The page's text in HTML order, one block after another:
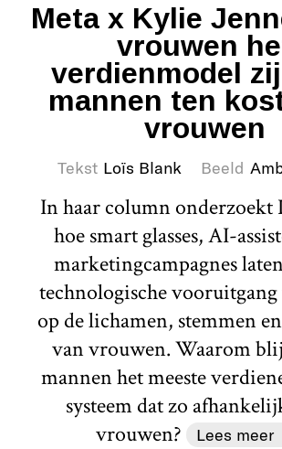
Meta x Kylie
vrouwen
verdienmodel
mannen ten
vrouwen
Tekst Loïs Blank Beeld
In haar column onderzoekt
hoe smart glasses, AI-
marketingcampagnes
technologische
op de lichamen, stemmen
van vrouwen. Waarom
mannen het meeste
systeem dat zo
vrouwen?
Lees meer